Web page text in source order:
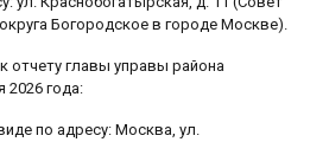
Богородское в городе Москве).
отчету главы управы района
2026 года:
по адресу: Москва, ул.